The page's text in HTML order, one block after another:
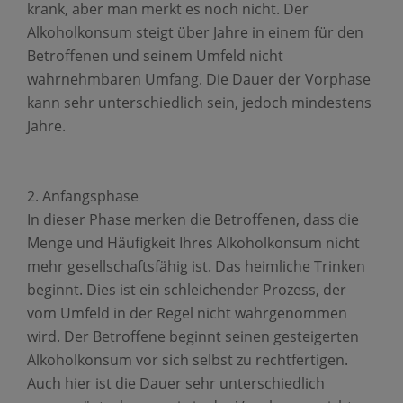
krank, aber man merkt es noch nicht. Der
Alkoholkonsum steigt über Jahre in einem für den
Betroffenen und seinem Umfeld nicht
wahrnehmbaren Umfang. Die Dauer der Vorphase
kann sehr unterschiedlich sein, jedoch mindestens
Jahre.
Anfangsphase
In dieser Phase merken die Betroffenen, dass die
Menge und Häufigkeit Ihres Alkoholkonsum nicht
mehr gesellschaftsfähig ist. Das heimliche Trinken
beginnt. Dies ist ein schleichender Prozess, der
vom Umfeld in der Regel nicht wahrgenommen
wird. Der Betroffene beginnt seinen gesteigerten
Alkoholkonsum vor sich selbst zu rechtfertigen.
Auch hier ist die Dauer sehr unterschiedlich